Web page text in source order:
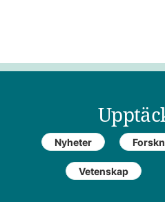
Nyheter
Vetenskap